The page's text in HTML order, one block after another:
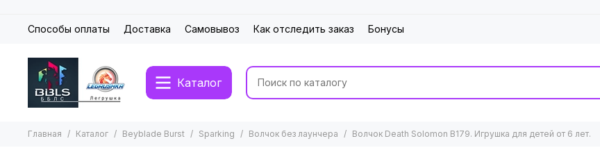
Способы оплаты Доставка Самовывоз Как отследить заказ Бонусы
Каталог
Главная Каталог Beyblade Burst Sparking Волчок без лаунчера Волчок Death Solomon B179. Игрушка для детей от 6 лет.